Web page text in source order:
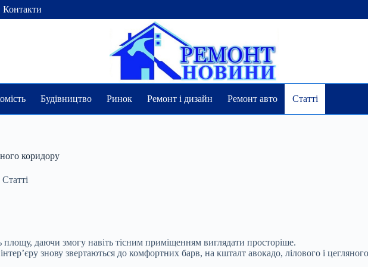
Контакти
Будівництво Ринок Ремонт і дизайн Ремонт авто Статті
коридору
Статті
даючи змогу навіть тісним приміщенням виглядати просторіше.
знову звертаються до комфортних барв, на кшталт авокадо, лілового і